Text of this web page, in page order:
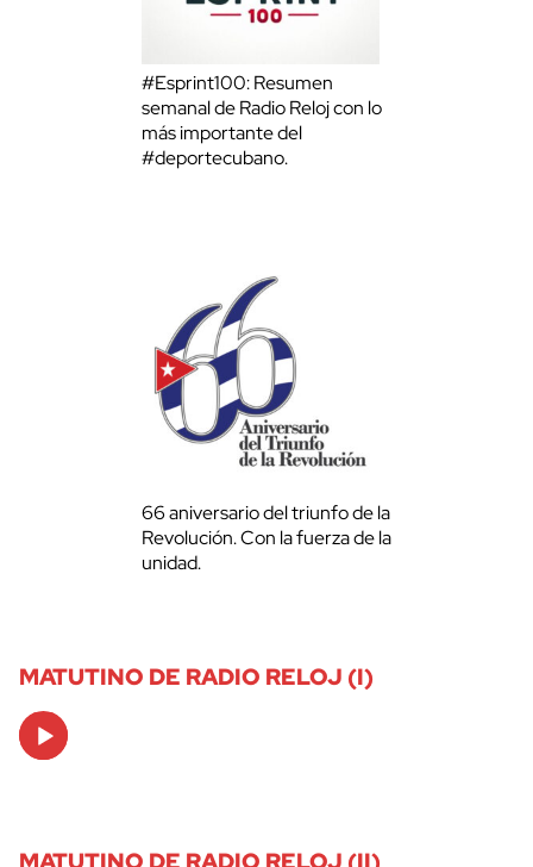
#Esprint100: Resumen
semanal de Radio Reloj con lo
más importante del
#deportecubano.
66 aniversario del triunfo de la
Revolución. Con la fuerza de la
unidad.
MATUTINO DE RADIO RELOJ (I)
Audio
Player
MATUTINO DE RADIO RELOJ (II)